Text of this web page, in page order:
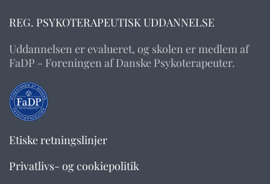
REG. PSYKOTERAPEUTISK UDDANNELSE
Uddannelsen er evalueret, og skolen er medlem af
FaDP - Foreningen af Danske Psykoterapeuter.
Etiske retningslinjer
Privatlivs- og cookiepolitik